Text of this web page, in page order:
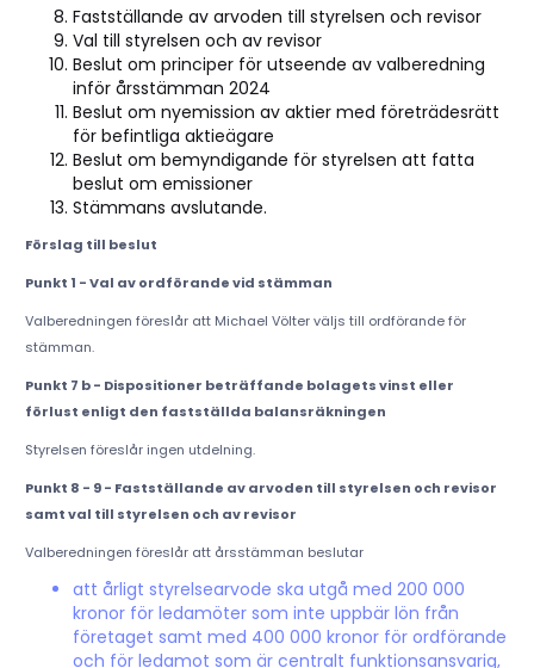
Fastställande av arvoden till styrelsen och revisor
Val till styrelsen och av revisor
Beslut om principer för utseende av valberedning
inför årsstämman 2024
Beslut om nyemission av aktier med företrädesrätt
för befintliga aktieägare
Beslut om bemyndigande för styrelsen att fatta
beslut om emissioner
Stämmans avslutande.
Förslag till beslut
Punkt 1 - Val av ordförande vid stämman
Valberedningen föreslår att Michael Völter väljs till ordförande för
stämman.
Punkt 7 b - Dispositioner beträffande bolagets vinst eller
förlust enligt den fastställda balansräkningen
Styrelsen föreslår ingen utdelning.
Punkt 8 - 9 - Fastställande av arvoden till styrelsen och revisor
samt val till styrelsen och av revisor
Valberedningen föreslår att årsstämman beslutar
att årligt styrelsearvode ska utgå med 200 000
kronor för ledamöter som inte uppbär lön från
företaget samt med 400 000 kronor för ordförande
och för ledamot som är centralt funktionsansvarig,